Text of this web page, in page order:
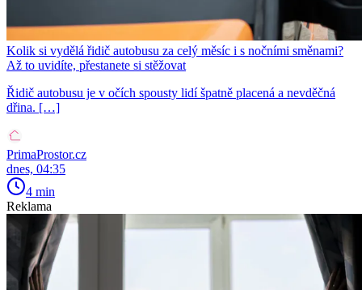
Kolik si vydělá řidič autobusu za celý měsíc i s nočními směnami?
Až to uvidíte, přestanete si stěžovat
Řidič autobusu je v očích spousty lidí špatně placená a nevděčná
dřina. […]
PrimaProstor.cz
dnes, 04:35
4 min
Reklama